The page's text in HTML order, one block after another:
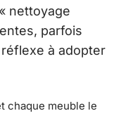
nettoyage
parfois
à adopter
chaque meuble le